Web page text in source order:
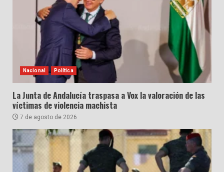
Nacional Política
La Junta de Andalucía traspasa a Vox la valoración de las
víctimas de violencia machista
7 de agosto de 2026